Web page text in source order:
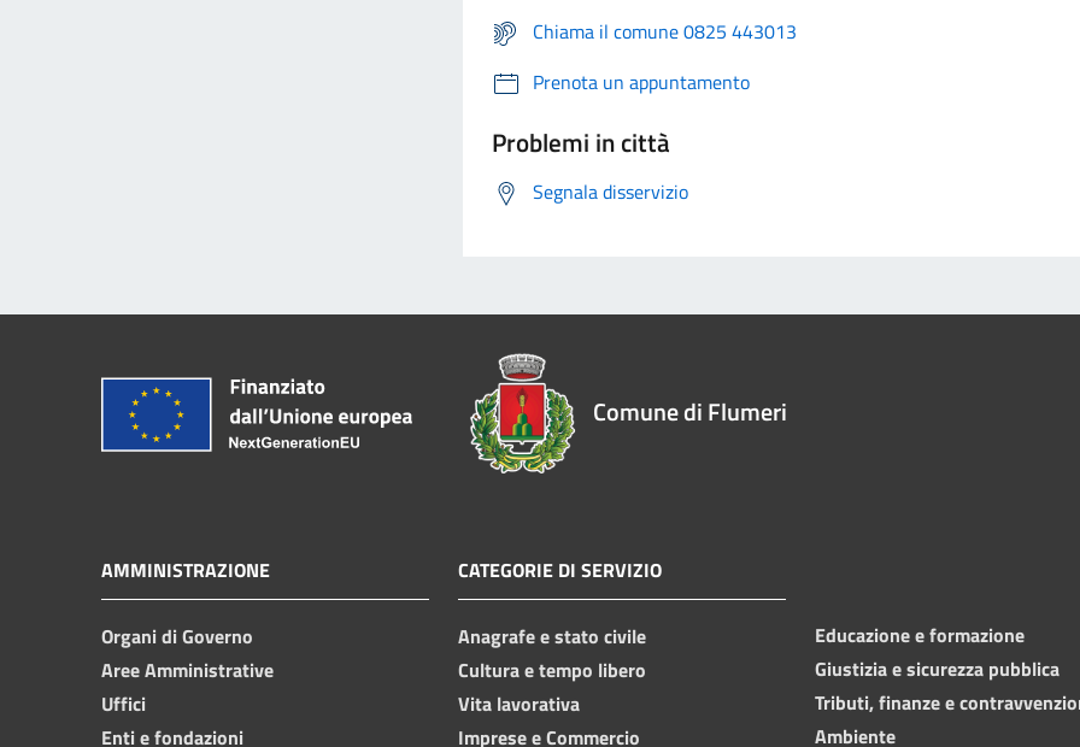
Chiama il comune 0825 443013
Prenota un appuntamento
Problemi in città
Segnala disservizio
Comune di Flumeri
AMMINISTRAZIONE
Organi di Governo
Aree Amministrative
Uffici
Enti e fondazioni
CATEGORIE DI SERVIZIO
Anagrafe e stato civile
Cultura e tempo libero
Vita lavorativa
Imprese e Commercio
Educazione e formazione
Giustizia e sicurezza pubblica
Tributi, finanze e
Ambiente